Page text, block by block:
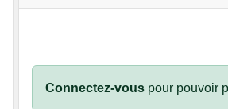
Connectez-vous pour pouvoir